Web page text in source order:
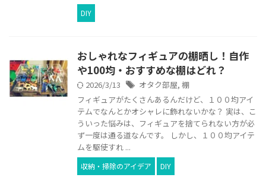
DIY
おしゃれなフィギュアの棚晒し！自作
や100均・おすすめな棚はどれ？
2026/3/13 オタク部屋, 棚
フィギュアがたくさんあるんだけど、１００均アイ
テムでなんとかオシャレに飾れないかな？ 実は、こ
ういった悩みは、フィギュアを捨てられない方が必
ず一度は通る道なんです。 しかし、１００均アイテ
ムを駆使すれ ...
収納・掃除のアイデア DIY